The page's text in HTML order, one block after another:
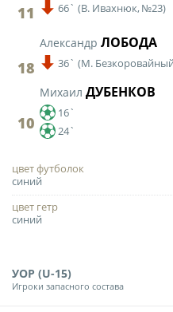
О турнире
Турнир
футболу
2011-2012 годов
О турнире
11 66` (В. Ивахнюк, №23)
18
Александр ЛОБОДА
36` (М.
10
Михаил ДУБЕНКОВ
16`
24`
цвет футболок
синий
цвет гетр
синий
УОР (U-15)
Игроки запасного состава